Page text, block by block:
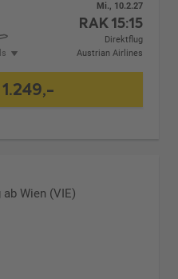
Mi., 10.2.27
RAK15:15
Direktflug
Austrian Airlines
1.249,-
ab Wien (VIE)